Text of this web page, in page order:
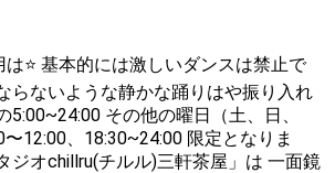
は⭐️ 基本的には激しいダンスは禁止で
らないような静かな踊りはや振り入れ
5:00~24:00 その他の曜日（土、日、
12:00、18:30~24:00 限定となりま